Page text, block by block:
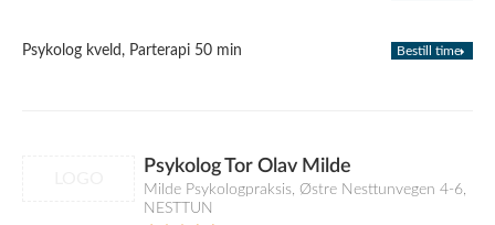
Psykolog kveld, Parterapi 50 min Bestill time
Psykolog Tor Olav Milde
Milde Psykologpraksis, Østre Nesttunvegen 4-6,
NESTTUN